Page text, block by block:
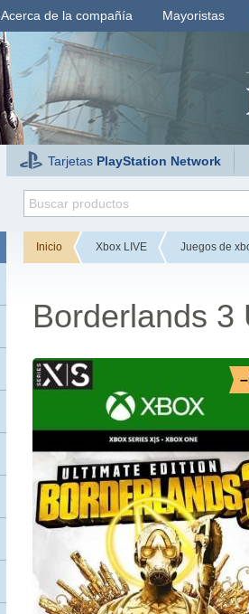
Acerca de la compañía Mayoristas
Tarjetas PlayStation Network
Inicio Xbox LIVE Juegos de
Borderlands 3